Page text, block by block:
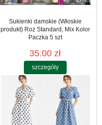
Sukienki damskie (Włoskie
produkt) Roz Standard, Mix Kolor
Paczka 5 szt
35.00 zł
szczegóły